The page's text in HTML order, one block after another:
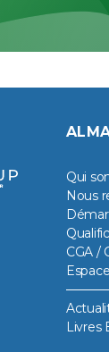
Qui
Nous
CGA /
Livres